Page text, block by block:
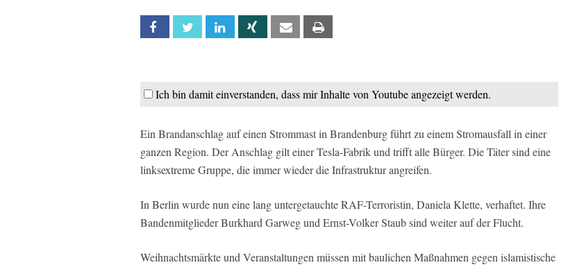
Facebook Twitter Linkedin Xing Email
Ich bin damit einverstanden, dass mir Inhalte von Youtube angezeigt werden.
Ein Brandanschlag auf einen Strommast in Brandenburg führt zu einem Stromausfall in einer
ganzen Region. Der Anschlag gilt einer Tesla-Fabrik und trifft alle Bürger. Die Täter sind eine
linksextreme Gruppe, die immer wieder die Infrastruktur angreifen.
In Berlin wurde nun eine lang untergetauchte RAF-Terroristin, Daniela Klette, verhaftet. Ihre
Bandenmitglieder Burkhard Garweg und Ernst-Volker Staub sind weiter auf der Flucht.
Weihnachtsmärkte und Veranstaltungen müssen mit baulichen Maßnahmen gegen islamistische